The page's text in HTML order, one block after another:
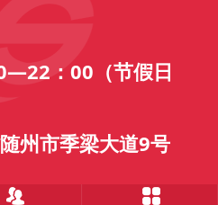
：00（节假日
州市季梁大道9号